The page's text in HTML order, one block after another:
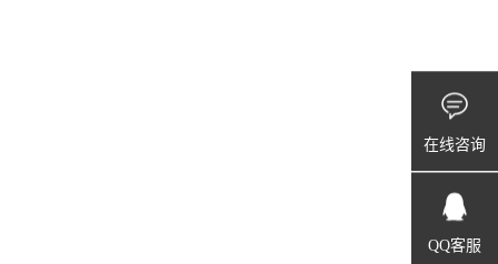
在线咨询
QQ客服